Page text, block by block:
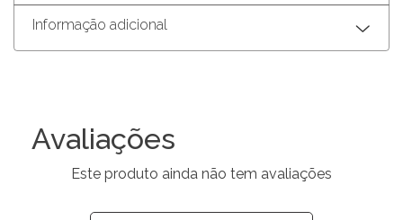
Informação adicional
Avaliações
Este produto ainda não tem avaliações